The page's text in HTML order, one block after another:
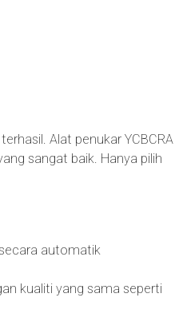
Alat penukar YCBCRA
sangat baik. Hanya pilih
automatik
kualiti yang sama seperti